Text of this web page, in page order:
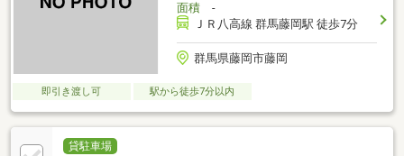
面積-
ＪＲ八高線 群馬藤岡駅 徒歩7分
群馬県藤岡市藤岡
即引き渡し可 駅から徒歩7分以内
貸駐車場